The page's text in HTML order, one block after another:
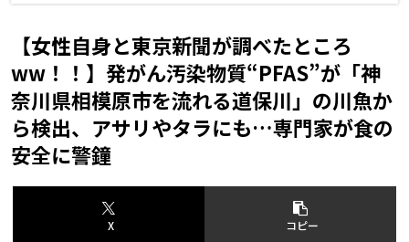
【女性自身と東京新聞が調べたところ
ww！！】発がん汚染物質“PFAS”が「神
奈川県相模原市を流れる道保川」の川魚か
ら検出、アサリやタラにも…専門家が食の
安全に警鐘
X コピー